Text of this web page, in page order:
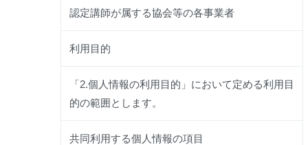
認定講師が属する協会等の各事業者
利用目的
「2.個人情報の利用目的」において定める利用目
的の範囲とします。
共同利用する個人情報の項目